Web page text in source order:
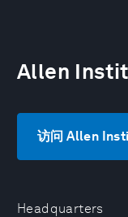
Headquarters
Allen
访问 Allen